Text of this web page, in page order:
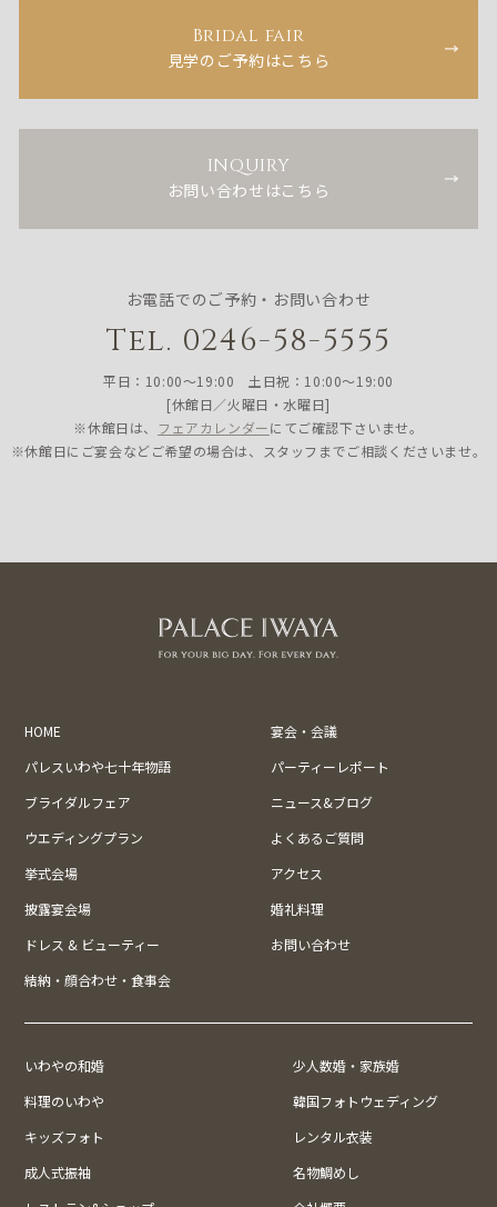
Bridal fair
見学のご予約はこちら
INQUIRY
お問い合わせはこちら
お電話でのご予約・お問い合わせ
Tel. 0246-58-5555
平日：10:00〜19:00 土日祝：10:00〜19:00
[休館日／火曜日・水曜日]
※休館日は、 フェアカレンダーにてご確認下さいませ。
※休館日にご宴会などご希望の場合は、スタッフまでご相談くださいませ。
HOME
宴会・会議
パレスいわや七十年物語
パーティーレポート
ブライダルフェア
ニュース&ブログ
ウエディングプラン
よくあるご質問
挙式会場
アクセス
披露宴会場
婚礼料理
ドレス & ビューティー
お問い合わせ
結納・顔合わせ・食事会
いわやの和婚
少人数婚・家族婚
料理のいわや
韓国フォトウェディング
キッズフォト
レンタル衣装
成人式振袖
名物鯛めし